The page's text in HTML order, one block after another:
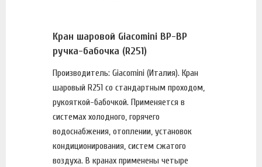
Кран шаровой Giacomini ВР-ВР
ручка-бабочка (R251)
Производитель: Giacomini (Италия). Кран
шаровый R251 со стандартным проходом,
рукояткой-бабочкой. Применяется в
системах холодного, горячего
водоснабжения, отоплении, установок
кондиционирования, систем сжатого
воздуха. В кранах применены четыре